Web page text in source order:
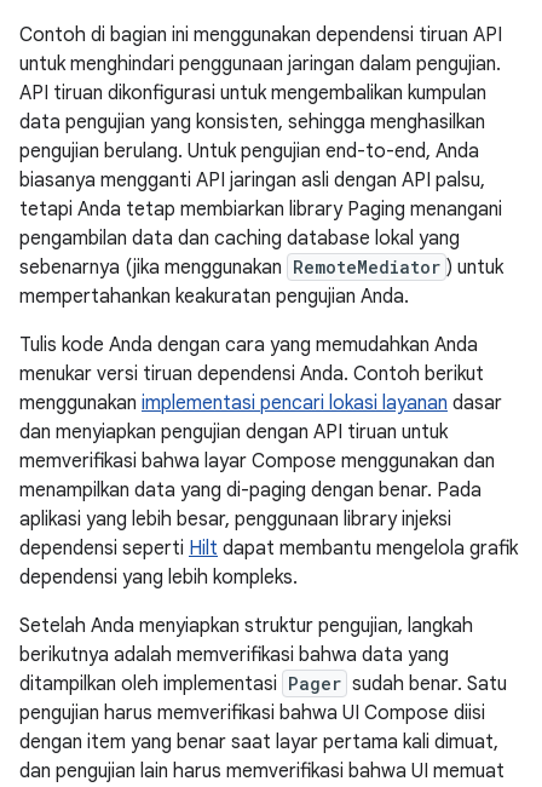
Contoh di bagian ini menggunakan dependensi tiruan API
untuk menghindari penggunaan jaringan dalam pengujian.
API tiruan dikonfigurasi untuk mengembalikan kumpulan
data pengujian yang konsisten, sehingga menghasilkan
pengujian berulang. Untuk pengujian end-to-end, Anda
biasanya mengganti API jaringan asli dengan API palsu,
tetapi Anda tetap membiarkan library Paging menangani
pengambilan data dan caching database lokal yang
sebenarnya (jika menggunakan RemoteMediator ) untuk
mempertahankan keakuratan pengujian Anda.
Tulis kode Anda dengan cara yang memudahkan Anda
menukar versi tiruan dependensi Anda. Contoh berikut
menggunakan implementasi pencari lokasi layanan dasar
dan menyiapkan pengujian dengan API tiruan untuk
memverifikasi bahwa layar Compose menggunakan dan
menampilkan data yang di-paging dengan benar. Pada
aplikasi yang lebih besar, penggunaan library injeksi
dependensi seperti Hilt dapat membantu mengelola grafik
dependensi yang lebih kompleks.
Setelah Anda menyiapkan struktur pengujian, langkah
berikutnya adalah memverifikasi bahwa data yang
ditampilkan oleh implementasi Pager sudah benar. Satu
pengujian harus memverifikasi bahwa UI Compose diisi
dengan item yang benar saat layar pertama kali dimuat,
dan pengujian lain harus memverifikasi bahwa UI memuat